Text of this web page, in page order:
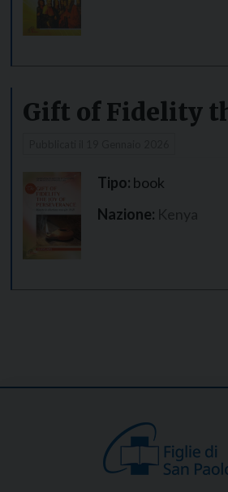
Gift of Fidelity
Tipo: book
Nazione: